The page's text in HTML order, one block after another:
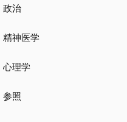
政治
精神医学
心理学
参照